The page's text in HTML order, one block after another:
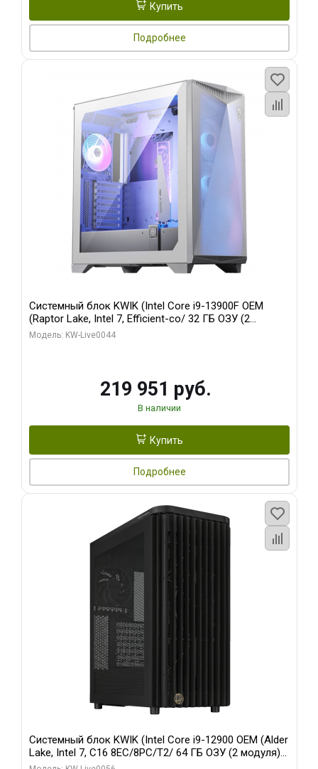
Купить
Подробнее
Системный блок KWIK (Intel Core i9-13900F OEM
(Raptor Lake, Intel 7, Efficient-co/ 32 ГБ ОЗУ (2
модуля)/ Gigabyte RTX5070Ti AERO OC 16GB GDDR7
Модель: KW-Live0044
219 951 руб.
В наличии
Купить
Подробнее
Системный блок KWIK (Intel Core i9-12900 OEM (Alder
Lake, Intel 7, C16 8EC/8PC/T2/ 64 ГБ ОЗУ (2 модуля)/
Palit RTX5080 INFINITY 3 OC 16GB GDDR7 256bit 3xDP